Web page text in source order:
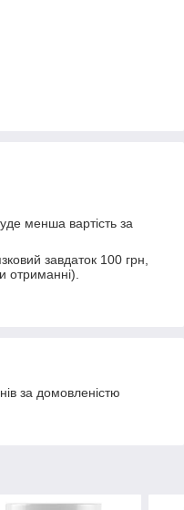
менша вартість за
завдаток 100 грн,
отриманні).
за домовленістю